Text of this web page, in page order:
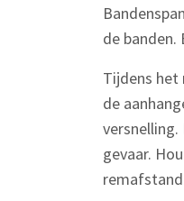
de
Tijdens het
de
gevaar.